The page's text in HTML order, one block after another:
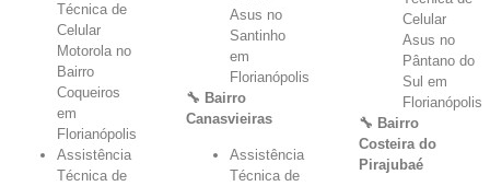
Técnica de
Celular
Motorola no
Bairro
Coqueiros
em
Florianópolis
Assistência
Técnica de
Asus no
Santinho
em
Florianópolis
🔧 Bairro
Canasvieiras
Assistência
Técnica de
Celular
Asus no
Pântano do
Sul em
Florianópolis
🔧 Bairro
Costeira do
Pirajubaé